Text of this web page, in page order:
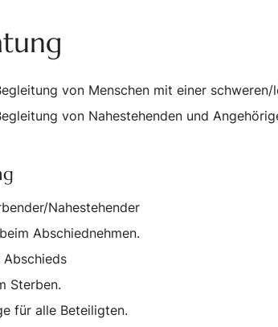
von Menschen mit einer
von Nahestehenden und
Nahestehender
Abschiednehmen.
Sterben.
für alle Beteiligten.